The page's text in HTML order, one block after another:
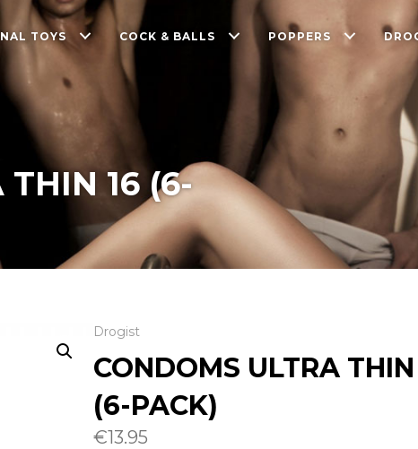
TOYS COCK & BALLS POPPERS
THIN 16 (6-
Drogist
CONDOMS ULTRA THIN
(6-PACK)
€13.95